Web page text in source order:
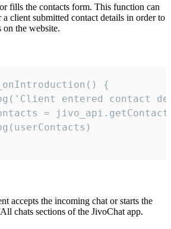
fills the contacts form. This function can
a client submitted contact details in order to
on the website.
{
entered contact
=
accepts the incoming chat or starts the
chats sections of the JivoChat app.